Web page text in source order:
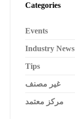
Categories
Events
Industry News
Tips
غير مصنف
مركز معتمد